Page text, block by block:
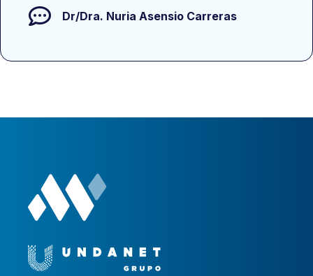
Dr/Dra. Nuria Asensio Carreras